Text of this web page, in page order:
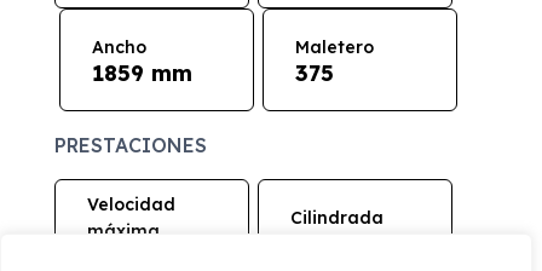
Ancho
1859 mm
Maletero
375
PRESTACIONES
Velocidad
máxima
Cilindrada